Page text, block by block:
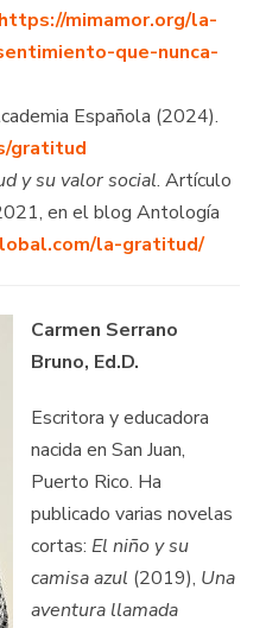
https://mimamor.org/la-
que-nunca-
Española (2024).
gratitud
y su valor social. Artículo
en el blog Antología
la-gratitud/
Carmen Serrano
Bruno, Ed.D.
Escritora y educadora
nacida en San Juan,
Puerto Rico. Ha
publicado varias novelas
cortas:El niño y su
camisa azul (2019), Una
aventura llamada